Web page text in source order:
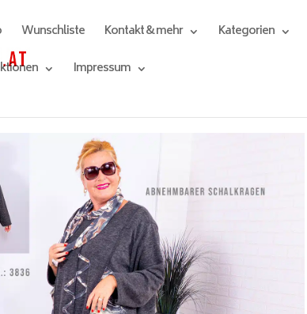
Wunschliste Kontakt & mehr Kategorien
Impressum